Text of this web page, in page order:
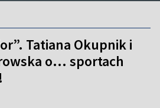
Tatiana Okupnik i
o... sportach